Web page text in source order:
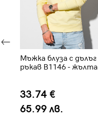
Мъжка блуза с дълъг
ръкав B1146 - жълта
33.74 €
65.99 лв.